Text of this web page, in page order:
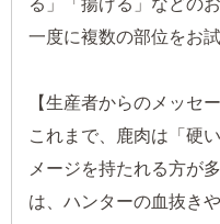
る」「揚げる」などの
一度に複数の部位をお
【生産者からのメッセー
これまで、鹿肉は「硬
メージを持たれる方が
は、ハンターの血抜き